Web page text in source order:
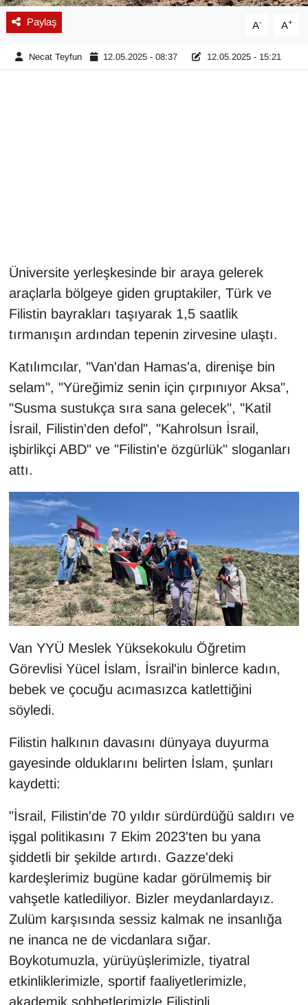
Paylaş A- A+
Necat Teyfun 12.05.2025 - 08:37 12.05.2025 - 15:21
Üniversite yerleşkesinde bir araya gelerek
araçlarla bölgeye giden gruptakiler, Türk ve
Filistin bayrakları taşıyarak 1,5 saatlik
tırmanışın ardından tepenin zirvesine ulaştı.
Katılımcılar, "Van'dan Hamas'a, direnişe bin
selam", "Yüreğimiz senin için çırpınıyor Aksa",
"Susma sustukça sıra sana gelecek", "Katil
İsrail, Filistin'den defol", "Kahrolsun İsrail,
işbirlikçi ABD" ve "Filistin'e özgürlük" sloganları
attı.
Van YYÜ Meslek Yüksekokulu Öğretim
Görevlisi Yücel İslam, İsrail'in binlerce kadın,
bebek ve çocuğu acımasızca katlettiğini
söyledi.
Filistin halkının davasını dünyaya duyurma
gayesinde olduklarını belirten İslam, şunları
kaydetti:
"İsrail, Filistin'de 70 yıldır sürdürdüğü saldırı ve
işgal politikasını 7 Ekim 2023'ten bu yana
şiddetli bir şekilde artırdı. Gazze'deki
kardeşlerimiz bugüne kadar görülmemiş bir
vahşetle katlediliyor. Bizler meydanlardayız.
Zulüm karşısında sessiz kalmak ne insanlığa
ne inanca ne de vicdanlara sığar.
Boykotumuzla, yürüyüşlerimizle, tiyatral
etkinliklerimizle, sportif faaliyetlerimizle,
akademik sohbetlerimizle Filistinli
En çok konuşulanlar
Kamu Alımları
Kim Kimdir?
Kültür & Sanat
KURDÎ
MAGAZİN
ONE EKONOMİ
POLİTİKA
Resmi İlanlar
RÖPORTAJ
SAĞLIK
Seri İlan
Sinema - TV
SİYASET
SPOR
TEBRİK
TEKNOLOJİ
Turizm
VAN'DA SPOR
Vasıta
YAŞAM